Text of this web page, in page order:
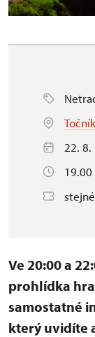
Točník
22. 8.
Ve 20:00 a
prohlídka
samostatné
který uvidíte